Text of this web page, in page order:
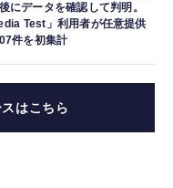
にデータを確認して判明。
Test」利用者が任意提供
件を初集計
はこちら